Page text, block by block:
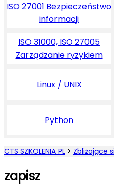
ISO 27001 Bezpieczeństwo
informacji
ISO 31000, ISO 27005
Zarządzanie ryzykiem
Linux / UNIX
Python
CTS SZKOLENIA PL > Zbliżające
zapisz